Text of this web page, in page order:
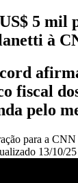
5 mil
à
fiscal
pelo
para a
13/10/25